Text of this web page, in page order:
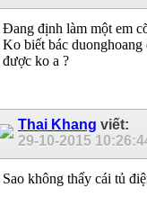
Đang định làm một em
Ko biết bác
được ko a ?
Thai Khang viết:
29-10-2015
Sao không thấy cái tủ